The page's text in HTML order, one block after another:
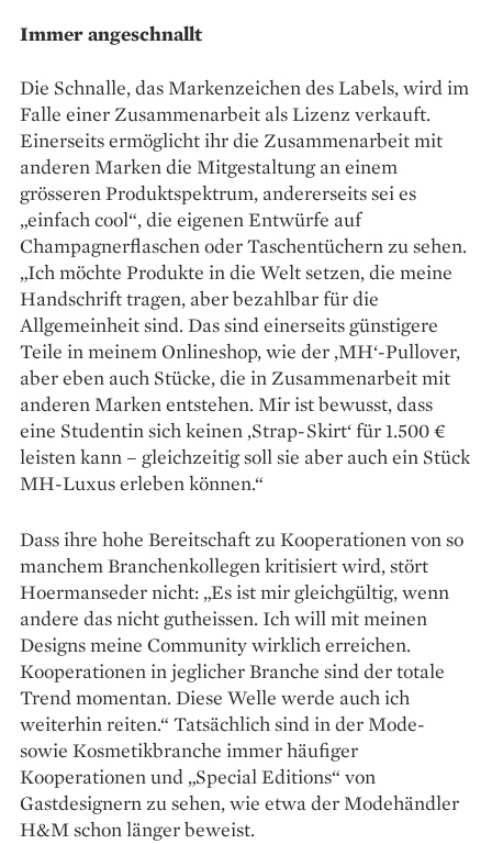
Immer angeschnallt
Die Schnalle, das Marken­zeichen des Labels, wird im
­Falle ­einer Zusammenarbeit als Lizenz verkauft.
Einerseits ermöglicht ihr die Zusammenarbeit mit
anderen Marken die Mitgestaltung an einem
grösseren Produktspektrum, andererseits sei es
„einfach cool“, die eigenen Entwürfe auf
Champagnerflaschen oder Taschentüchern zu ­sehen.
„Ich möchte Produkte in die Welt setzen, die meine
Handschrift tragen, aber bezahlbar für die
Allgemeinheit sind. Das sind einerseits günstigere
Teile in meinem Onlineshop, wie der ‚MH‘-Pullover,
aber eben auch Stücke, die in Zusammenarbeit mit
anderen Marken entstehen. Mir ist bewusst, dass
eine Studentin sich keinen ‚Strap-Skirt‘ für 1.500 €
leisten kann – ­gleichzeitig soll sie aber auch ein Stück
MH-­Luxus erleben können.“
Dass ihre hohe Bereitschaft zu Kooperationen von so
manchem Branchenkollegen kritisiert wird, stört
Hoermanseder nicht: „Es ist mir gleichgültig, wenn
andere das nicht gutheissen. Ich will mit meinen
Designs meine Community wirklich erreichen.
Kooperationen in jeglicher Branche sind der totale
Trend momentan. Diese Welle werde auch ich
weiterhin reiten.“ Tatsächlich sind in der Mode-
sowie Kosmetikbranche immer häufiger
Kooperationen und „Special Editions“ von
Gastdesignern zu sehen, wie etwa der Modehändler
H&M schon länger ­beweist.